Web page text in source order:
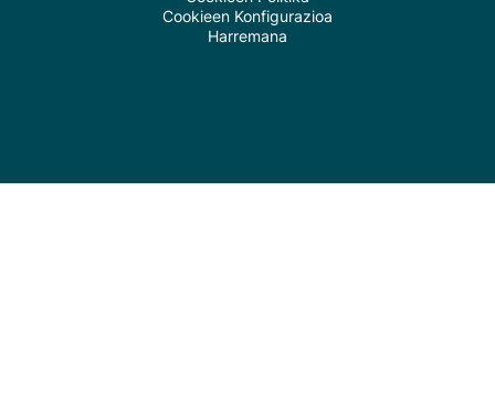
Cookieen Konfigurazioa
Harremana